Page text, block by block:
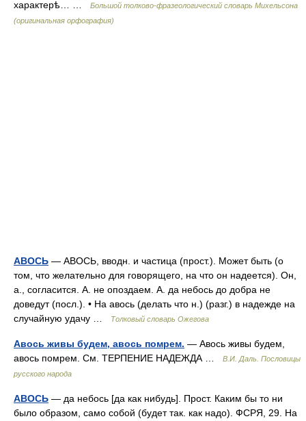
характерѣ… …
Большой толково-фразеологический словарь Михельсона
(оригинальная орфография)
АВОСЬ — АВОСЬ, вводн. и частица (прост.). Может быть (о
том, что желательно для говорящего, на что он надеется). Он,
а., согласится. А. не опоздаем. А. да небось до добра не
доведут (посл.). • На авось (делать что н.) (разг.) в надежде на
случайную удачу …
Толковый словарь Ожегова
Авось живы будем, авось помрем. — Авось живы будем,
авось помрем. См. ТЕРПЕНИЕ НАДЕЖДА …
В.И. Даль. Пословицы
русского народа
АВОСЬ — да небось [да как нибудь]. Прост. Каким бы то ни
было образом, само собой (будет так. как надо). ФСРЯ, 29. На